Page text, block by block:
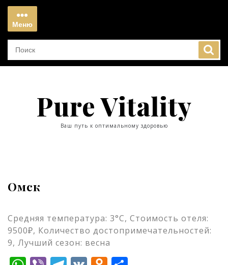
Перейти
содержимому
Меню
Меню
Pure Vitality
Ваш путь к оптимальному здоровью
Омск
Средняя температура: 3°C, Стоимость отеля:
9500₽, Количество достопримечательностей:
9, Лучший сезон: весна